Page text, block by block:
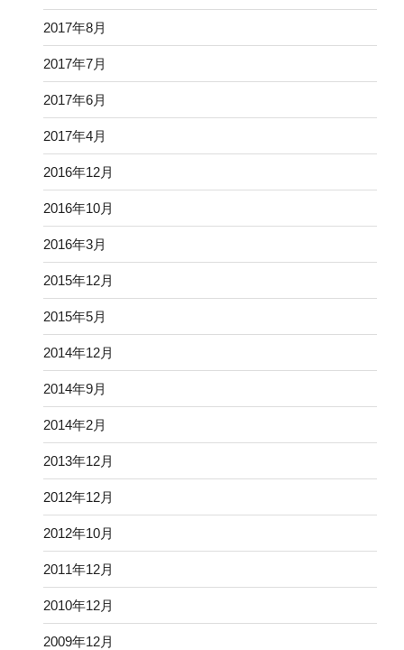
2017年8月
2017年7月
2017年6月
2017年4月
2016年12月
2016年10月
2016年3月
2015年12月
2015年5月
2014年12月
2014年9月
2014年2月
2013年12月
2012年12月
2012年10月
2011年12月
2010年12月
2009年12月